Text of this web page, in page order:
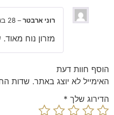
רוני ארבטר– 28 באפריל 2022
מזרון נוח
הוסף חוות דעת
האימייל לא יוצג באתר. שדות
הדירוג שלך *